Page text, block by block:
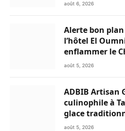
août 6, 2026
Alerte bon
l’hôtel El
enflammer le
Club
août 5, 2026
ADBIB Artisan
culinophile à
glace
premières de
août 5, 2026